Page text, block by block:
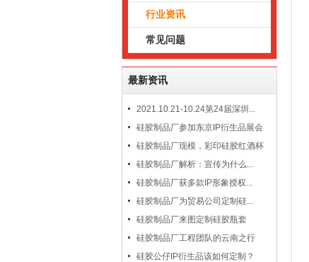
行业资讯
常见问题
最新资讯
2021.10.21-10.24第24届深圳...
硅胶制品厂参加东京IP衍生品展会
硅胶制品厂现模，彩印硅胶红酒杯
硅胶制品厂解析：宣传为什么...
硅胶制品厂获多款IP形象授权...
硅胶制品厂为贸易公司定制硅...
硅胶制品厂来图定制硅胶瓶套
硅胶制品厂工程团队的云南之行
硅胶公仔IP衍生品该如何定制？